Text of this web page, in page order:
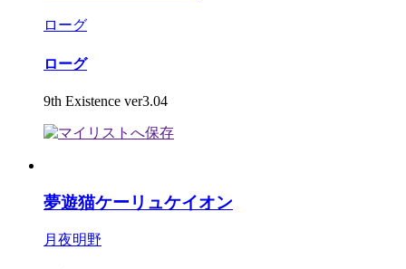
ローグ
ローグ
9th Existence ver3.04
夢遊猫ケーリュケイオン
月夜明野